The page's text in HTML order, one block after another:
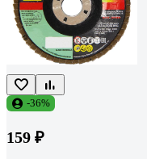
-36%
159 ₽